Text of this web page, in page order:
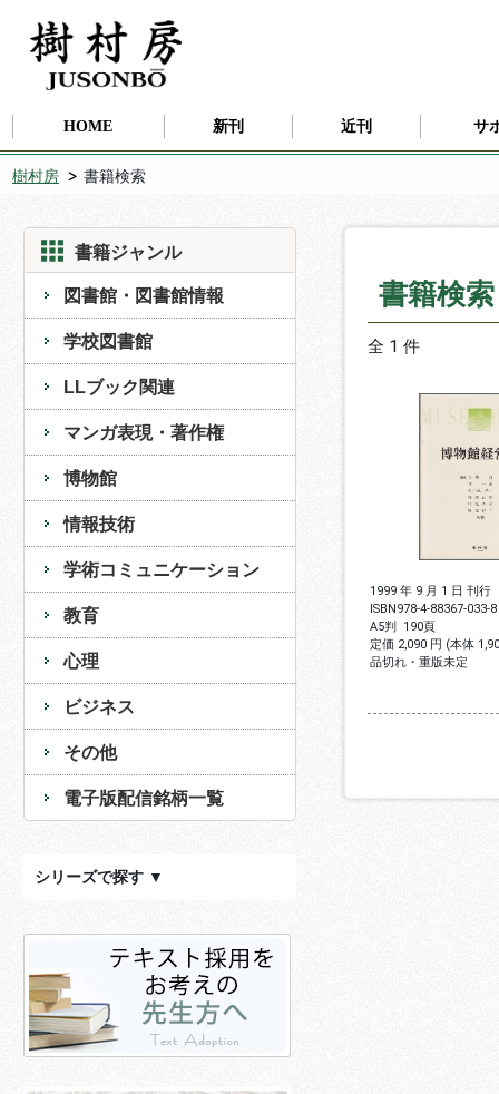
HOME 新刊 近刊 サ
樹村房 書籍検索
書籍ジャンル
図書館・図書館情報
学校図書館
LLブック関連
マンガ表現・著作権
博物館
情報技術
学術コミュニケーション
教育
心理
ビジネス
その他
電子版配信銘柄一覧
シリーズで探す ▼
書籍検
全 1 件
1999 年 9 月 1 日 刊行
ISBN978-4-88367-033-8
A5判 190頁
定価 2,090 円 (本体
品切れ・重版未定